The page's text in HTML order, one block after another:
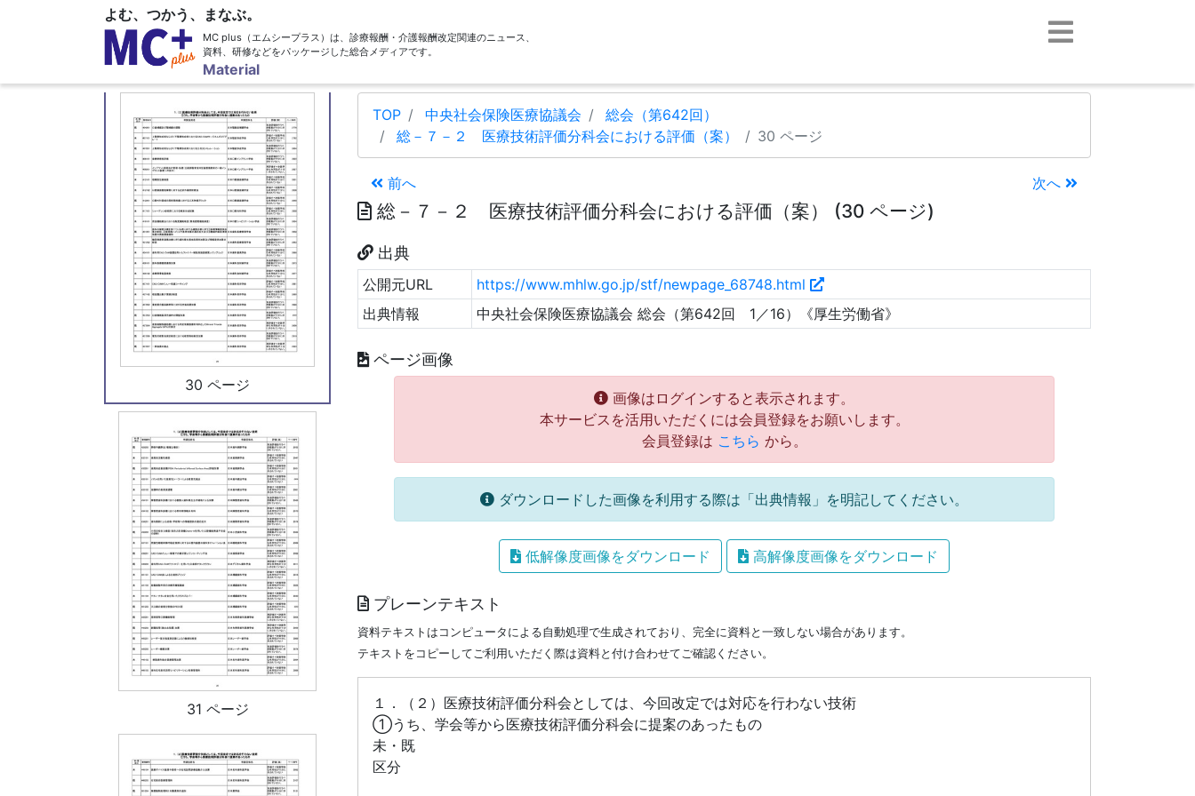
よむ、つかう、まなぶ。
MC plus（エムシープラス）は、診療報酬・介護報酬改定関連のニュース、
資料、研修などをパッケージした総合メディアです。
Material
29 ページ
30 ページ
31 ページ
TOP 中央社会保険医療協議会
総会（第642回）
総－７－２ 医療技術評価分科会における評価（案）
30 ページ
前へ 次へ
総－７－２ 医療技術評価分科会における評価（案） (30 ページ)
出典
公開元URL
https://www.mhlw.go.jp/stf/newpage_68748.html
出典情報
中央社会保険医療協議会 総会（第642回 1／16）《厚生労働省》
ページ画像
画像はログインすると表示されます。
本サービスを活用いただくには会員登録をお願いします。
会員登録は こちら から。
ダウンロードした画像を利用する際は「出典情報」を明記してください。
低解像度画像をダウンロード 高解像度画像をダウンロード
プレーンテキスト
資料テキストはコンピュータによる自動処理で生成されており、完全に資料と一致しない場合があります。
テキストをコピーしてご利用いただく際は資料と付け合わせてご確認ください。
１．（２）医療技術評価分科会としては、今回改定では対応を行わない技術
①うち、学会等から医療技術評価分科会に提案のあったもの
未・既
区分